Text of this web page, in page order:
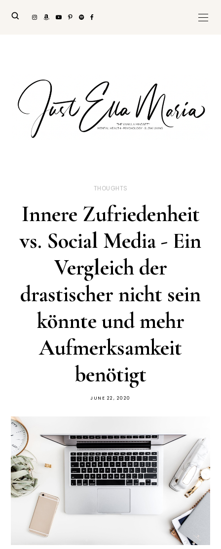
THOUGHTS
Innere Zufriedenheit
vs. Social Media - Ein
Vergleich der
drastischer nicht sein
könnte und mehr
Aufmerksamkeit
benötigt
JUNE 22, 2020